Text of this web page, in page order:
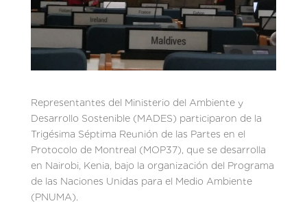
Representantes del Ministerio del Ambiente y
Desarrollo Sostenible (MADES) participaron de la
Trigésima Séptima Reunión de las Partes en el
Protocolo de Montreal (MOP37), que se desarrolla
en Nairobi, Kenia, bajo la organización del Programa
de las Naciones Unidas para el Medio Ambiente
(PNUMA).